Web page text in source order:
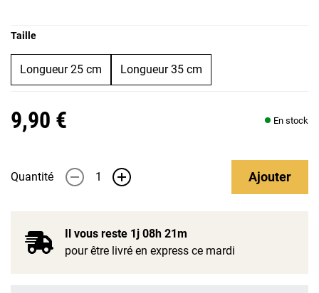
Taille
Longueur 25 cm Longueur 35 cm
9,90 € En stock
Quantité - + Ajouter
Il vous reste 1j 08h 21m
pour être livré en express ce mardi